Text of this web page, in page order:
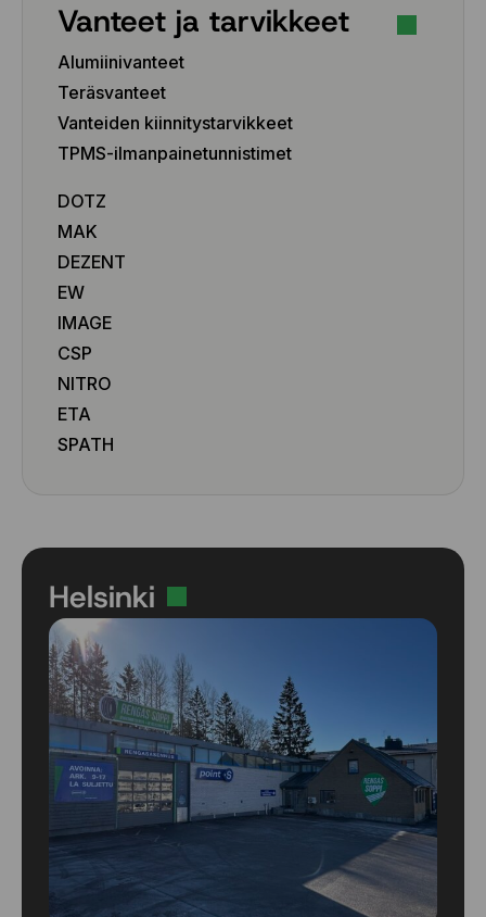
Vanteet ja tarvikkeet
Alumiinivanteet
Teräsvanteet
Vanteiden kiinnitystarvikkeet
TPMS-ilmanpainetunnistimet
DOTZ
MAK
DEZENT
EW
IMAGE
CSP
NITRO
ETA
SPATH
Helsinki